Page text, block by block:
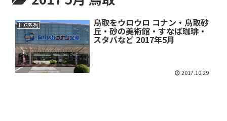
IHG系列 鳥取をウロウロ コナン・鳥取砂
丘・砂の美術館・すなば珈琲・
スタバなど 2017年5月
2017.10.29